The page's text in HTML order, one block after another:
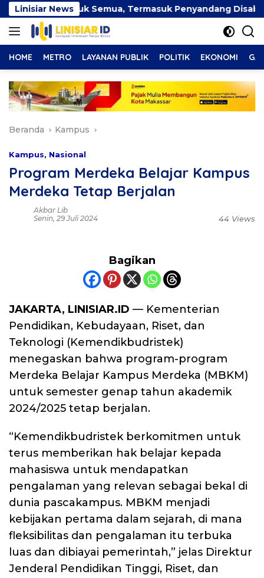
Langsung
ke
konten
Linisiar News
untuk Semua, Termasuk Penyandang Disabilitas
HOME METRO LAYANAN PUBLIK POLITIK EKONOMI
Beranda Kampus
Kampus, Nasional
Program Merdeka Belajar Kampus
Merdeka Tetap Berjalan
Akbar Lib
Senin, 29 Juli 2024
44 Views
Bagikan
JAKARTA, LINISIAR.ID — Kementerian
Pendidikan, Kebudayaan, Riset, dan
Teknologi (Kemendikbudristek)
menegaskan bahwa program-program
Merdeka Belajar Kampus Merdeka (MBKM)
untuk semester genap tahun akademik
2024/2025 tetap berjalan.
“Kemendikbudristek berkomitmen untuk
terus memberikan hak belajar kepada
mahasiswa untuk mendapatkan
pengalaman yang relevan sebagai bekal di
dunia pascakampus. MBKM menjadi
kebijakan pertama dalam sejarah, di mana
fleksibilitas dan pengalaman itu terbuka
luas dan dibiayai pemerintah,” jelas Direktur
Jenderal Pendidikan Tinggi, Riset, dan